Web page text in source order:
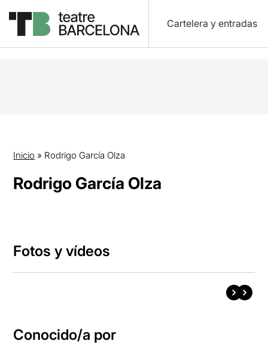
Cartelera y entradas
Inicio » Rodrigo García Olza
Rodrigo García Olza
Fotos y vídeos
Conocido/a por